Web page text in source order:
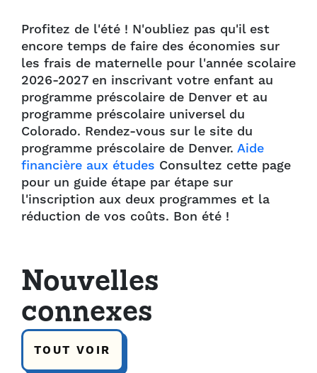
Profitez de l'été ! N'oubliez pas qu'il est
encore temps de faire des économies sur
les frais de maternelle pour l'année scolaire
2026-2027 en inscrivant votre enfant au
programme préscolaire de Denver et au
programme préscolaire universel du
Colorado. Rendez-vous sur le site du
programme préscolaire de Denver. Aide
financière aux études Consultez cette page
pour un guide étape par étape sur
l'inscription aux deux programmes et la
réduction de vos coûts. Bon été !
Nouvelles
connexes
TOUT VOIR